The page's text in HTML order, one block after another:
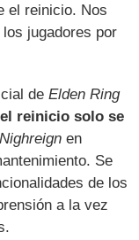
el reinicio. Nos
jugadores por
deElden Ring
el reinicio solo se
Nighreign en
Se
de los
a la vez